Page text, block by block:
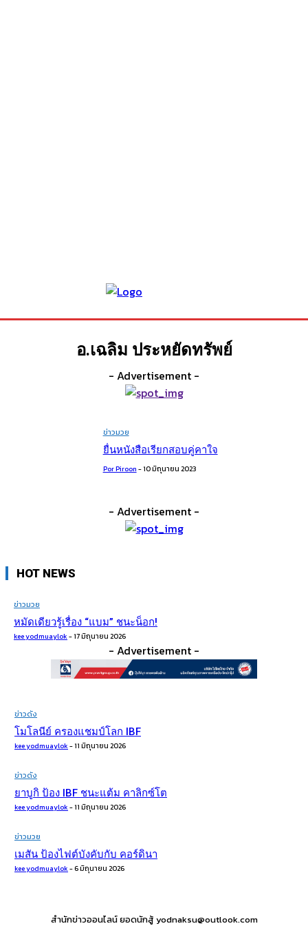
อ.เฉลิม ประหยัดทรัพย์
- Advertisement -
ข่าวมวย
ยื่นหนังสือเรียกสอบคู่คาใจ
Por Piroon - 10 มิถุนายน 2023
- Advertisement -
HOT NEWS
ข่าวมวย
หมัดเดียวรู้เรื่อง​ “แบม” ชนะน็อก!
kee yodmuaylok - 17 มิถุนายน 2026
- Advertisement -
ข่าวดัง
โมโลนีย์ ครองแชมป์โลก IBF
kee yodmuaylok - 11 มิถุนายน 2026
ข่าวดัง
ยาบูกิ ป้อง IBF ชนะแต้ม คาลิกซ์โต
kee yodmuaylok - 11 มิถุนายน 2026
ข่าวมวย
เมสัน ป้องไฟต์บังคับกับ คอร์ดินา
kee yodmuaylok -6 มิถุนายน 2026
สำนักข่าวออนไลน์ ยอดนักสู้ yodnaksu@outlook.com